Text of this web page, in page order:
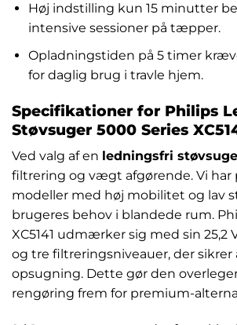
Høj indstilling kun 15 minutter
intensive sessioner på tæpper.
Opladningstiden på 5 timer
for daglig brug i travle hjem.
Specifikationer for Philips
Støvsuger 5000 Series
Ved valg af en ledningsfri
filtrering og vægt afgørende. Vi har
modeller med høj mobilitet og lav
brugeres behov i blandede rum.
XC5141 udmærker sig med sin 25,2
og tre filtreringsniveauer, der sikrer
opsugning. Dette gør den
rengøring frem for premium-